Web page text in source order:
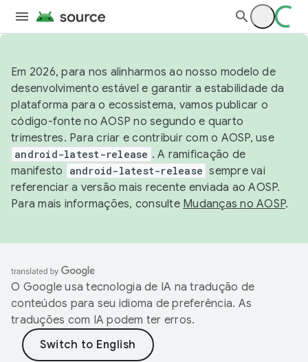
Em 2026, para nos alinharmos ao nosso modelo de
desenvolvimento estável e garantir a estabilidade da
plataforma para o ecossistema, vamos publicar o
código-fonte no AOSP no segundo e quarto
trimestres. Para criar e contribuir com o AOSP, use
android-latest-release . A ramificação de
manifesto
android-latest-release sempre vai
referenciar a versão mais recente enviada ao AOSP.
Para mais informações, consulte Mudanças no AOSP.
O Google usa tecnologia de IA na tradução de
conteúdos para seu idioma de preferência. As
traduções com IA podem ter erros.